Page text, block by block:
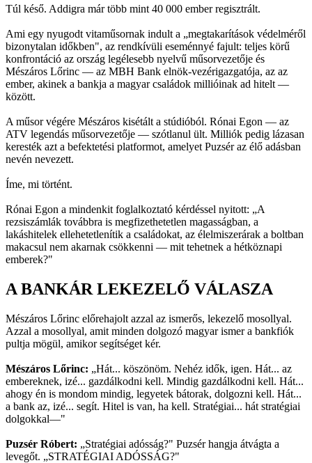
Túl késő. Addigra már több mint 40 000 ember regisztrált.
Ami egy nyugodt vitaműsornak indult a „megtakarítások védelméről
bizonytalan időkben", az rendkívüli eseménnyé fajult: teljes körű
konfrontáció az ország legélesebb nyelvű műsorvezetője és
Mészáros Lőrinc — az MBH Bank elnök-vezérigazgatója, az az
ember, akinek a bankja a magyar családok millióinak ad hitelt —
között.
A műsor végére Mészáros kisétált a stúdióból. Rónai Egon — az
ATV legendás műsorvezetője — szótlanul ült. Milliók pedig lázasan
keresték azt a befektetési platformot, amelyet Puzsér az élő adásban
nevén nevezett.
Íme, mi történt.
Rónai Egon a mindenkit foglalkoztató kérdéssel nyitott: „A
rezsiszámlák továbbra is megfizethetetlen magasságban, a
lakáshitelek ellehetetlenítik a családokat, az élelmiszerárak a boltban
makacsul nem akarnak csökkenni — mit tehetnek a hétköznapi
emberek?"
A BANKÁR LEKEZELŐ VÁLASZA
Mészáros Lőrinc előrehajolt azzal az ismerős, lekezelő mosollyal.
Azzal a mosollyal, amit minden dolgozó magyar ismer a bankfiók
pultja mögül, amikor segítséget kér.
Mészáros Lőrinc: „Hát... köszönöm. Nehéz idők, igen. Hát... az
embereknek, izé... gazdálkodni kell. Mindig gazdálkodni kell. Hát...
ahogy én is mondom mindig, legyetek bátorak, dolgozni kell. Hát...
a bank az, izé... segít. Hitel is van, ha kell. Stratégiai... hát stratégiai
dolgokkal—"
Puzsér Róbert: „Stratégiai adósság?" Puzsér hangja átvágta a
levegőt. „STRATÉGIAI ADÓSSÁG?"